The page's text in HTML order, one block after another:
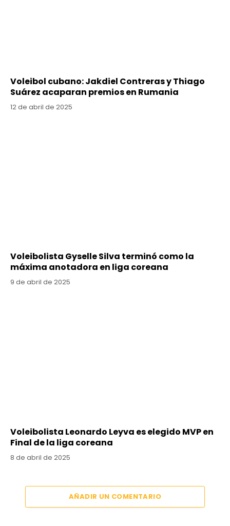
Voleibol cubano: Jakdiel Contreras y Thiago
Suárez acaparan premios en Rumania
12 de abril de 2025
Voleibolista Gyselle Silva terminó como la
máxima anotadora en liga coreana
9 de abril de 2025
Voleibolista Leonardo Leyva es elegido MVP en
Final de la liga coreana
8 de abril de 2025
AÑADIR UN COMENTARIO